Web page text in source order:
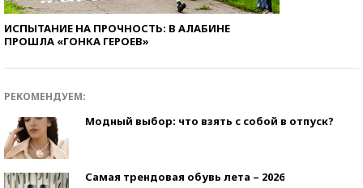
ИСПЫТАНИЕ НА ПРОЧНОСТЬ: В АЛАБИНЕ
ПРОШЛА «ГОНКА ГЕРОЕВ»
РЕКОМЕНДУЕМ:
Модный выбор: что взять с собой в отпуск?
Самая трендовая обувь лета – 2026